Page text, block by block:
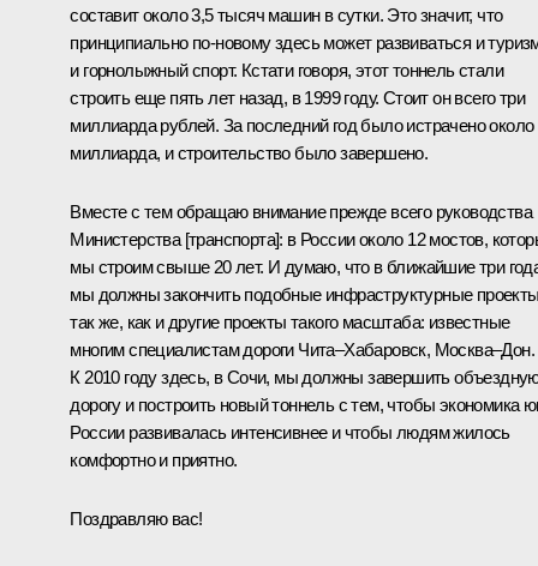
составит около 3,5 тысяч машин в сутки. Это значит, что
принципиально по‑новому здесь может развиваться и
и горнолыжный спорт. Кстати говоря, этот тоннель стали
строить еще пять лет назад, в 1999 году. Стоит он всего три
миллиарда рублей. За последний год было истрачено около
миллиарда, и строительство было завершено.
Вместе с тем обращаю внимание прежде всего руководства
Министерства [транспорта]: в России около 12 мостов,
мы строим свыше 20 лет. И думаю, что в ближайшие три
мы должны закончить подобные инфраструктурные
так же, как и другие проекты такого масштаба: известные
многим специалистам дороги Чита–Хабаровск, Москва–Дон.
К 2010 году здесь, в Сочи, мы должны завершить
дорогу и построить новый тоннель с тем, чтобы экономика
России развивалась интенсивнее и чтобы людям жилось
комфортно и приятно.
Поздравляю вас!